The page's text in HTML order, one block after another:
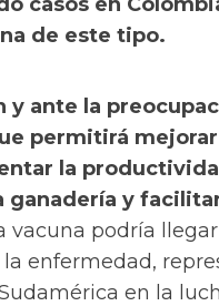
de este tipo.
y ante la
permitirá
la
ganadería y
vacuna podría
enfermedad,
en la